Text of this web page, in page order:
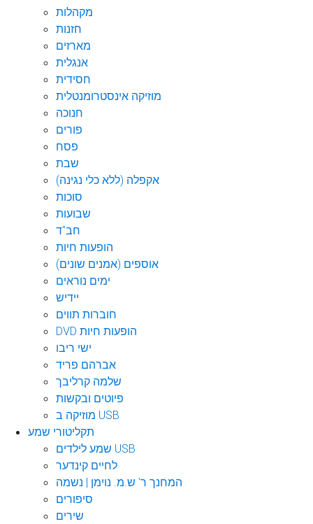
מקהלות
חזנות
מארזים
אנגלית
חסידית
מוזיקה אינסטרומנטלית
חנוכה
פורים
פסח
שבת
אקפלה (ללא כלי נגינה)
סוכות
שבועות
חב"ד
הופעות חיות
אוספים (אמנים שונים)
ימים נוראים
יידיש
חוברות תווים
DVD הופעות חיות
ישי ריבו
אברהם פריד
שלמה קרליבך
פיוטים ובקשות
מוזיקה ב USB
תקליטורי שמע
שמע לילדים USB
לחיים קינדער
המחנך ר' ש.מ. נוימן | נשמה
סיפורים
שירים